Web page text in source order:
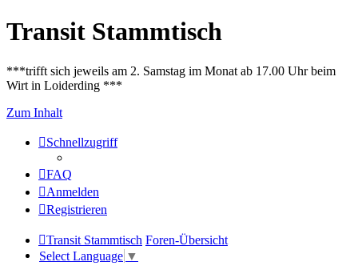
Transit Stammtisch
***trifft sich jeweils am 2. Samstag im Monat ab 17.00 Uhr beim
Wirt in Loiderding ***
Zum Inhalt
Schnellzugriff
FAQ
Anmelden
Registrieren
Transit Stammtisch Foren-Übersicht
Select Language ▼